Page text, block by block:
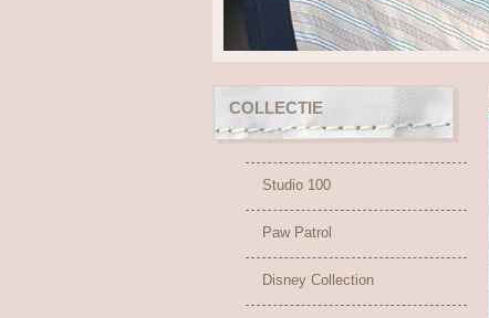
COLLECTIE
Studio 100
Paw Patrol
Disney Collection